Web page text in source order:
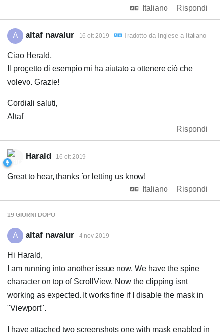
Italiano
Rispondi
A altaf navalur 16 ott 2019 Tradotto da Inglese a Italiano
Ciao Herald,
Il progetto di esempio mi ha aiutato a ottenere ciò che
volevo. Grazie!
Cordiali saluti,
Altaf
Rispondi
Harald 16 ott 2019
Great to hear, thanks for letting us know!
Italiano
Rispondi
19 GIORNI DOPO
A altaf navalur 4 nov 2019
Hi Harald,
I am running into another issue now. We have the spine
character on top of ScrollView. Now the clipping isnt
working as expected. It works fine if I disable the mask in
"Viewport".
I have attached two screenshots one with mask enabled in